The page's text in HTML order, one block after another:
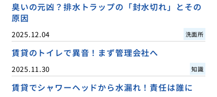
臭いの元凶？排水トラップの「封水切れ」とその
原因
2025.12.04 洗面所
賃貸のトイレで異音！まず管理会社へ
2025.11.30 知識
賃貸でシャワーヘッドから水漏れ！責任は誰に